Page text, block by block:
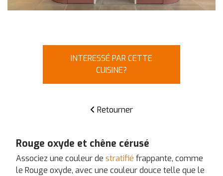
INTERESSÉ PAR CETTE
CUISINE?
Retourner
Rouge oxyde et chêne cérusé
Associez une couleur destratifié frappante, comme
le Rouge oxyde, avec une couleur douce telle que le